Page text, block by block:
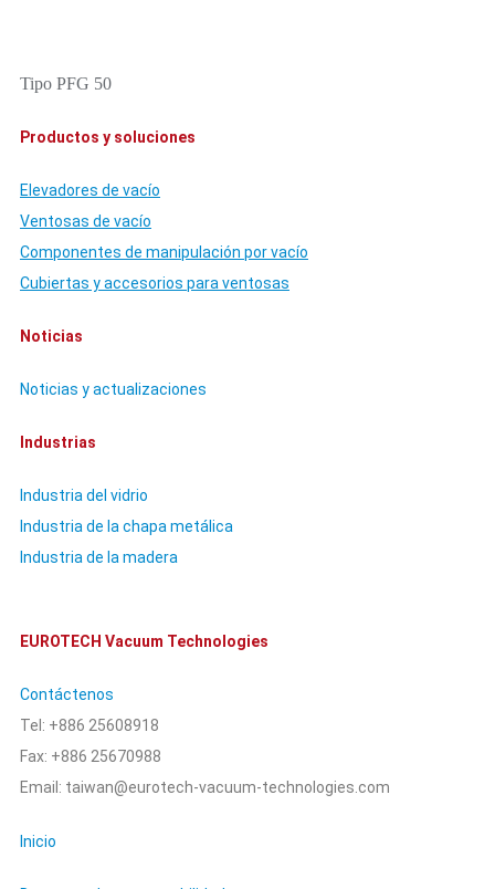
Tipo PFG 50
Productos y soluciones
Elevadores de vacío
Ventosas de vacío
Componentes de manipulación por vacío
Cubiertas y accesorios para ventosas
Noticias
Noticias y actualizaciones
Industrias
Industria del vidrio
Industria de la chapa metálica
Industria de la madera
EUROTECH Vacuum Technologies
Contáctenos
Tel: +886 25608918
Fax: +886 25670988
Email: taiwan@eurotech-vacuum-technologies.com
Inicio